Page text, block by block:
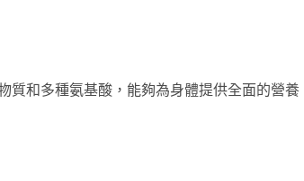
質和多種氨基酸，能夠為身體提供全面的營養